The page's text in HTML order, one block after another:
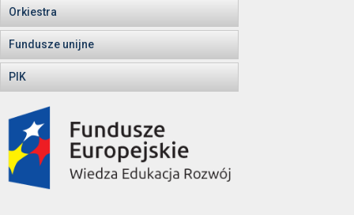
Orkiestra
Fundusze unijne
PIK